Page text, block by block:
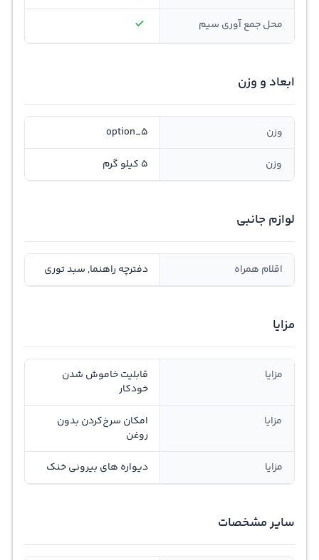
محل جمع ‌آوری سیم
ابعاد و وزن
وزن option_5
وزن 5 کیلو گرم
لوازم جانبی
اقلام همراه دفترچه راهنما, سبد توری
مزایا
مزایا
قابلیت خاموش شدن
خودکار
مزایا
امکان سرخ‌کردن بدون
روغن
مزایا دیواره های بیرونی خنک
سایر مشخصات